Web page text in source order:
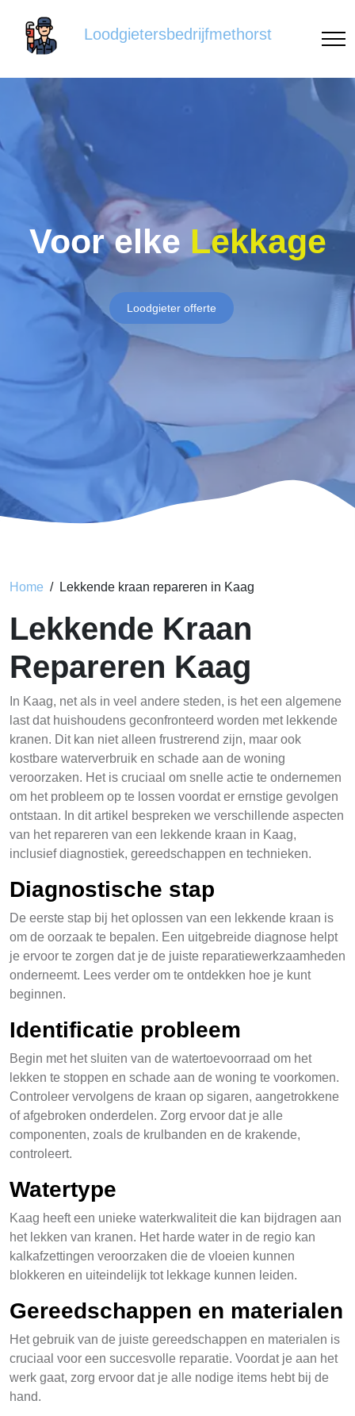
Loodgietersbedrijfmethorst
Voor elke Lekkage
Loodgieter offerte
Home Lekkende kraan repareren in Kaag
Lekkende Kraan
Repareren Kaag
In Kaag, net als in veel andere steden, is het een algemene
last dat huishoudens geconfronteerd worden met lekkende
kranen. Dit kan niet alleen frustrerend zijn, maar ook
kostbare waterverbruik en schade aan de woning
veroorzaken. Het is cruciaal om snelle actie te ondernemen
om het probleem op te lossen voordat er ernstige gevolgen
ontstaan. In dit artikel bespreken we verschillende aspecten
van het repareren van een lekkende kraan in Kaag,
inclusief diagnostiek, gereedschappen en technieken.
Diagnostische stap
De eerste stap bij het oplossen van een lekkende kraan is
om de oorzaak te bepalen. Een uitgebreide diagnose helpt
je ervoor te zorgen dat je de juiste reparatiewerkzaamheden
onderneemt. Lees verder om te ontdekken hoe je kunt
beginnen.
Identificatie probleem
Begin met het sluiten van de watertoevoorraad om het
lekken te stoppen en schade aan de woning te voorkomen.
Controleer vervolgens de kraan op sigaren, aangetrokkene
of afgebroken onderdelen. Zorg ervoor dat je alle
componenten, zoals de krulbanden en de krakende,
controleert.
Watertype
Kaag heeft een unieke waterkwaliteit die kan bijdragen aan
het lekken van kranen. Het harde water in de regio kan
kalkafzettingen veroorzaken die de vloeien kunnen
blokkeren en uiteindelijk tot lekkage kunnen leiden.
Gereedschappen en materialen
Het gebruik van de juiste gereedschappen en materialen is
cruciaal voor een succesvolle reparatie. Voordat je aan het
werk gaat, zorg ervoor dat je alle nodige items hebt bij de
hand.